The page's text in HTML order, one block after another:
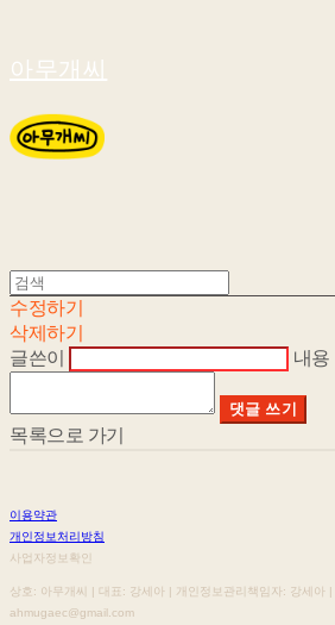
아무개씨
수정하기
삭제하기
글쓴이
내용
댓글 쓰기
목록으로 가기
이용약관
개인정보처리방침
사업자정보확인
상호: 아무개씨 | 대표: 강세아 | 개인정보관리책임자: 강세아
ahmugaec@gmail.com